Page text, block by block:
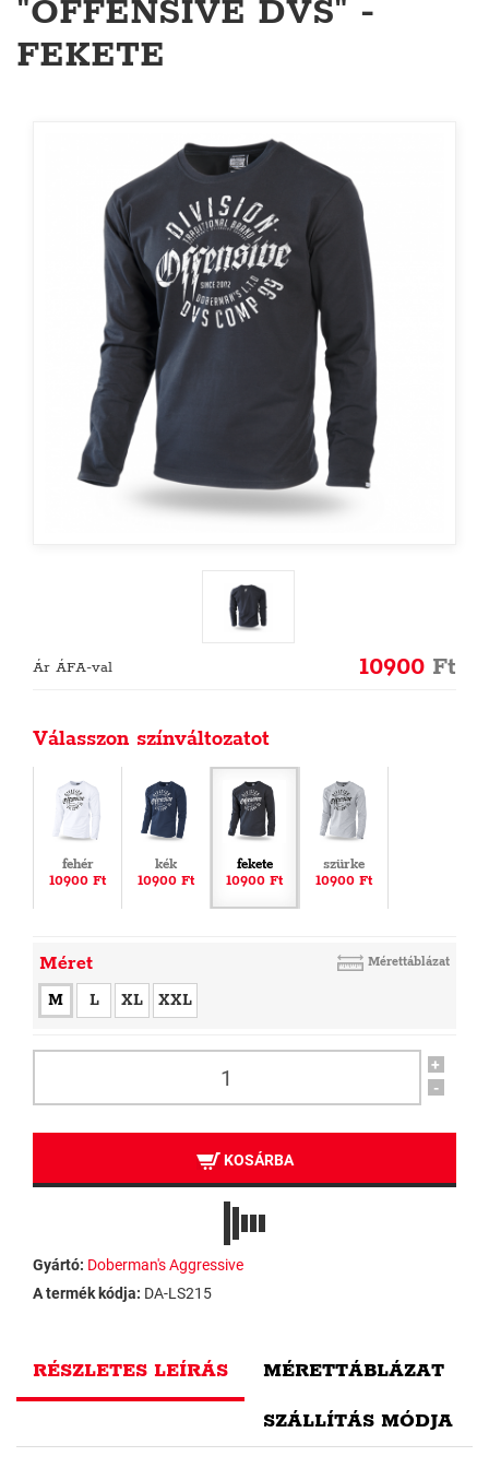
"OFFENSIVE DVS" -
FEKETE
Ár ÁFA-val 10900 Ft
Válasszon színváltozatot
fehér
10900 Ft
kék
10900 Ft
fekete
10900 Ft
szürke
10900 Ft
Méret Mérettáblázat
M L XL XXL
+
-
KOSÁRBA
Gyártó: Doberman's Aggressive
A termék kódja: DA-LS215
RÉSZLETES LEÍRÁS MÉRETTÁBLÁZAT
SZÁLLÍTÁS MÓDJA